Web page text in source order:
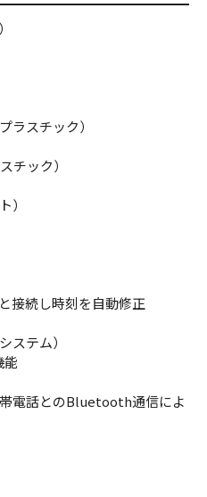
ラスチック）
チック）
）
接続し時刻を自動修正
ステム）
能
電話とのBluetooth通信によ